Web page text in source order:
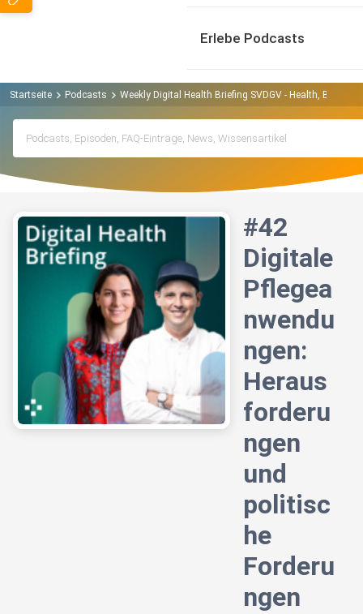
Erlebe Podcasts
Startseite Podcasts Weekly Digital Health Briefing SVDGV - Health, Bits &
#42
Digitale
Pflegea
nwendu
ngen:
Heraus
forderu
ngen
und
politisc
he
Forderu
ngen